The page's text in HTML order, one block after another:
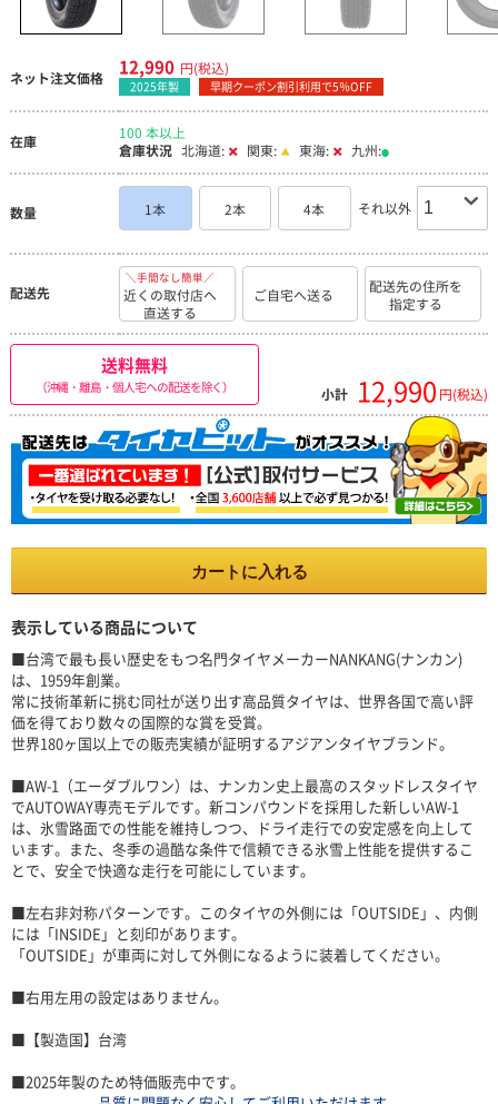
ネット注文価格 12,990 円(税込)
2025年製 早期クーポン割引利用で5％OFF
在庫
100 本以上
倉庫状況 北海道: 関東: 東海: 九州:
数量 1本 2本 4本 それ以外
配送先
＼手間なし簡単／
近くの取付店へ
直送する
ご自宅へ送る
配送先の住所を
指定する
送料無料
（沖縄・離島・個人宅への配送を除く） 小計 12,990 円(税込)
カートに入れる
表示している商品について
■台湾で最も長い歴史をもつ名門タイヤメーカーNANKANG(ナンカン)
は、1959年創業。
常に技術革新に挑む同社が送り出す高品質タイヤは、世界各国で高い評
価を得ており数々の国際的な賞を受賞。
世界180ヶ国以上での販売実績が証明するアジアンタイヤブランド。
■AW-1（エーダブルワン）は、ナンカン史上最高のスタッドレスタイヤ
でAUTOWAY専売モデルです。新コンパウンドを採用した新しいAW-1
は、氷雪路面での性能を維持しつつ、ドライ走行での安定感を向上して
います。また、冬季の過酷な条件で信頼できる氷雪上性能を提供するこ
とで、安全で快適な走行を可能にしています。
■左右非対称パターンです。このタイヤの外側には「OUTSIDE」、内側
には「INSIDE」と刻印があります。
「OUTSIDE」が車両に対して外側になるように装着してください。
■右用左用の設定はありません。
■【製造国】台湾
■2025年製のため特価販売中です。